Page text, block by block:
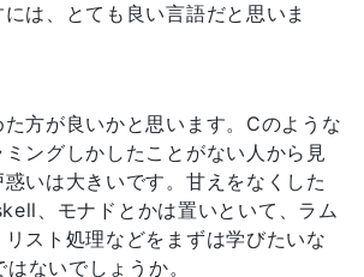
は、とても良い言語だと思いま
方が良いかと思います。Cのような
ングしかしたことがない人から見
いは大きいです。甘えをなくした
、モナドとかは置いといて、ラム
スト処理などをまずは学びたいな
ないでしょうか。